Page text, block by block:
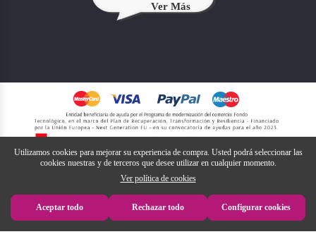
Ver Más
Utilizamos cookies para mejorar su experiencia de compra. Usted podrá seleccionar las
cookies nuestras y de terceros que desee utilizar en cualquier momento.
Ver política de cookies
Aceptar todo Rechazar todo Configurar cookies